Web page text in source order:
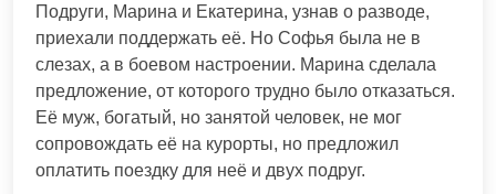
Подруги, Марина и Екатерина, узнав о разводе,
приехали поддержать её. Но Софья была не в
слезах, а в боевом настроении. Марина сделала
предложение, от которого трудно было отказаться.
Её муж, богатый, но занятой человек, не мог
сопровождать её на курорты, но предложил
оплатить поездку для неё и двух подруг.